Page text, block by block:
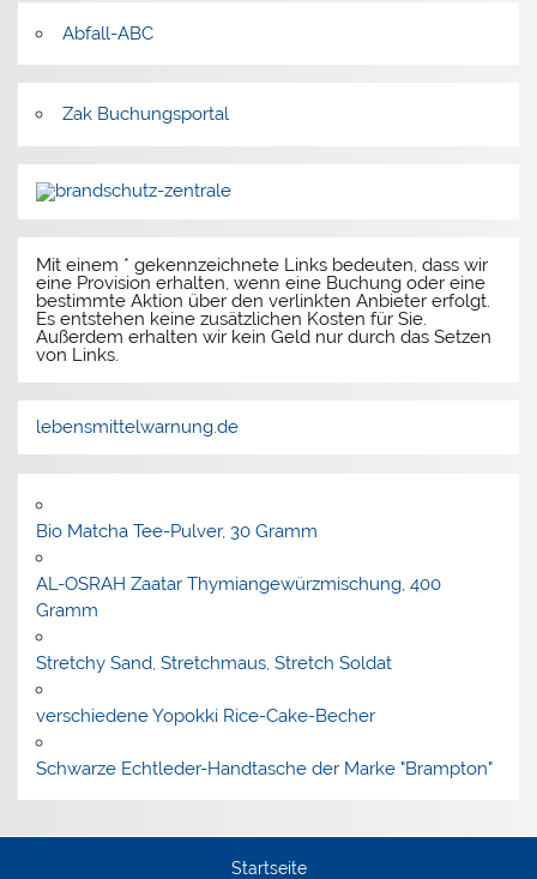
Abfall-ABC
Zak Buchungsportal
Mit einem * gekennzeichnete Links bedeuten, dass wir
eine Provision erhalten, wenn eine Buchung oder eine
bestimmte Aktion über den verlinkten Anbieter erfolgt.
Es entstehen keine zusätzlichen Kosten für Sie.
Außerdem erhalten wir kein Geld nur durch das Setzen
von Links.
lebensmittelwarnung.de
Bio Matcha Tee-Pulver, 30 Gramm
AL-OSRAH Zaatar Thymiangewürzmischung, 400
Gramm
Stretchy Sand, Stretchmaus, Stretch Soldat
verschiedene Yopokki Rice-Cake-Becher
Schwarze Echtleder-Handtasche der Marke "Brampton"
Startseite